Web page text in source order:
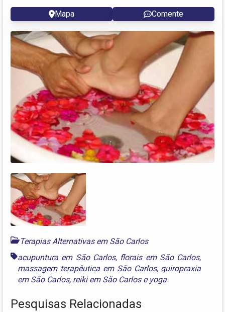
Mapa Comente
Terapias Alternativas em São Carlos
acupuntura em São Carlos, florais em São Carlos,
massagem terapêutica em São Carlos, quiropraxia
em São Carlos, reiki em São Carlose yoga
Pesquisas Relacionadas